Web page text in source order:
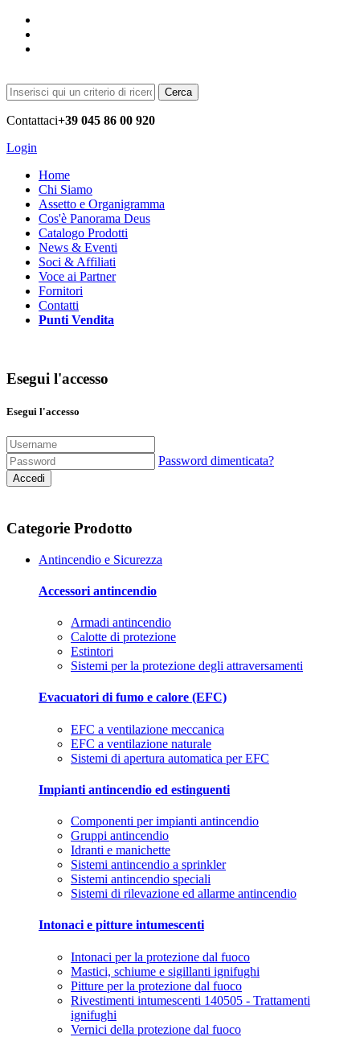
Cerca
Contattaci+39 045 86 00 920
Login
Home
Chi Siamo
Assetto e Organigramma
Cos'è Panorama Deus
Catalogo Prodotti
News & Eventi
Soci & Affiliati
Voce ai Partner
Fornitori
Contatti
Punti Vendita
Esegui l'accesso
Esegui l'accesso
Password dimenticata?
Accedi
Categorie Prodotto
Antincendio e Sicurezza
Accessori antincendio
Armadi antincendio
Calotte di protezione
Estintori
Sistemi per la protezione degli attraversamenti
Evacuatori di fumo e calore (EFC)
EFC a ventilazione meccanica
EFC a ventilazione naturale
Sistemi di apertura automatica per EFC
Impianti antincendio ed estinguenti
Componenti per impianti antincendio
Gruppi antincendio
Idranti e manichette
Sistemi antincendio a sprinkler
Sistemi antincendio speciali
Sistemi di rilevazione ed allarme antincendio
Intonaci e pitture intumescenti
Intonaci per la protezione dal fuoco
Mastici, schiume e sigillanti ignifughi
Pitture per la protezione dal fuoco
Rivestimenti intumescenti 140505 - Trattamenti
ignifughi
Vernici della protezione dal fuoco